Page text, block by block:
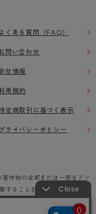
よくある質問（FAQ）
問い合わせ
社情報
用規約
定商取引に基づく表示
プライバシーポリシー
作物の全部または一部をアツ
することを禁じます。